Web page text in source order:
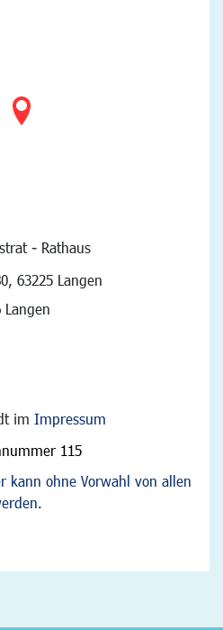
- Rathaus
, 63225 Langen
Langen
im Impressum
115
kann ohne Vorwahl von allen